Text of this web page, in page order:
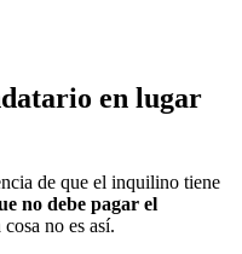
en lugar
de que el inquilino tiene
no debe pagar el
no es así.